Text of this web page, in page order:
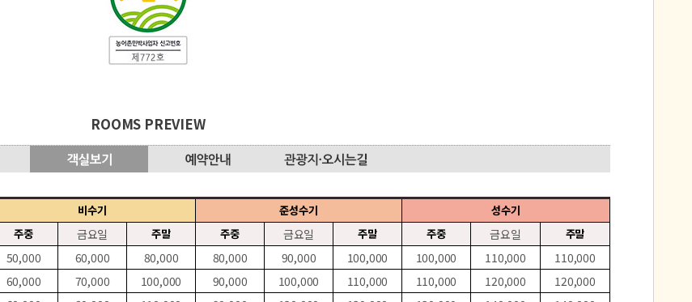
ROOMS PREVIEW
비수기 준성수기
성수기
주중 금요일 주말 주중 금요일 주말 주중 금요일 주말
50,000 60,000 80,000 80,000 90,000 100,000 100,000 110,000
110,000
60,000 70,000 100,000 90,000 100,000 110,000 110,000 120,000
120,000